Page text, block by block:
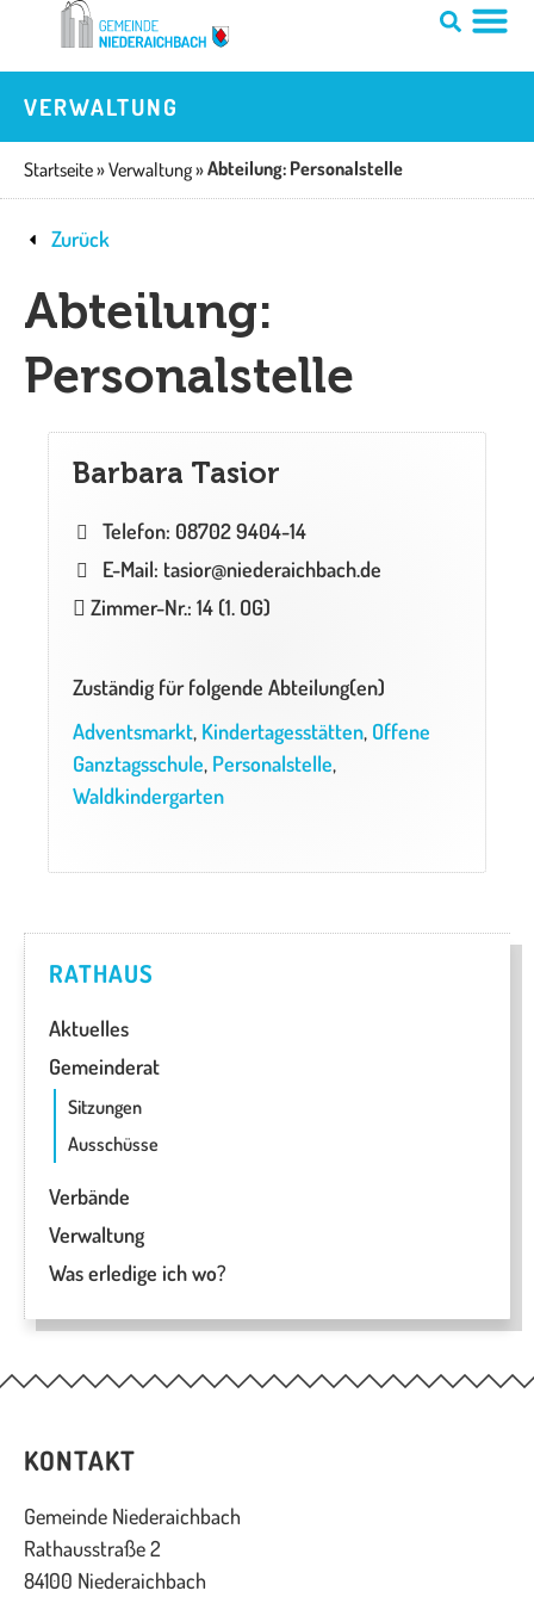
springen
VERWALTUNG
Startseite»Verwaltung»Abteilung: Personalstelle
Zurück
Abteilung:
Personalstelle
Barbara Tasior
Telefon: 08702 9404-14
E-Mail: tasior@niederaichbach.de
Zimmer-Nr.: 14 (1. OG)
Zuständig für folgende Abteilung(en)
Adventsmarkt, Kindertagesstätten, Offene
Ganztagsschule, Personalstelle,
Waldkindergarten
RATHAUS
Aktuelles
Gemeinderat
Sitzungen
Ausschüsse
Verbände
Verwaltung
Was erledige ich wo?
KONTAKT
Gemeinde Niederaichbach
Rathausstraße 2
84100 Niederaichbach